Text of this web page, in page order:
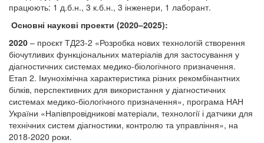
працюють: 1 д.б.н., 3 к.б.н., 3 інженери, 1 лаборант.
Основні наукові проекти (2020–2025):
2020 – проєкт ТД23-2 «Розробка нових технологій створення
біочутливих функціональних матеріалів для застосування у
діагностичних системах медико-біологічного призначення.
Етап 2. Імунохімічна характеристика різних рекомбінантних
білків, перспективних для використання у діагностичних
системах медико-біологічного призначення», програма НАН
України «Напівпровідникові матеріали, технології і датчики для
технічних систем діагностики, контролю та управління», на
2018-2020 роки.